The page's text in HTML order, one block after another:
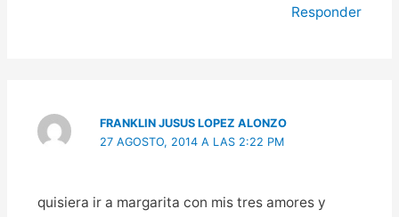
Responder
FRANKLIN JUSUS LOPEZ ALONZO
27 AGOSTO, 2014 A LAS 2:22 PM
quisiera ir a margarita con mis tres amores y